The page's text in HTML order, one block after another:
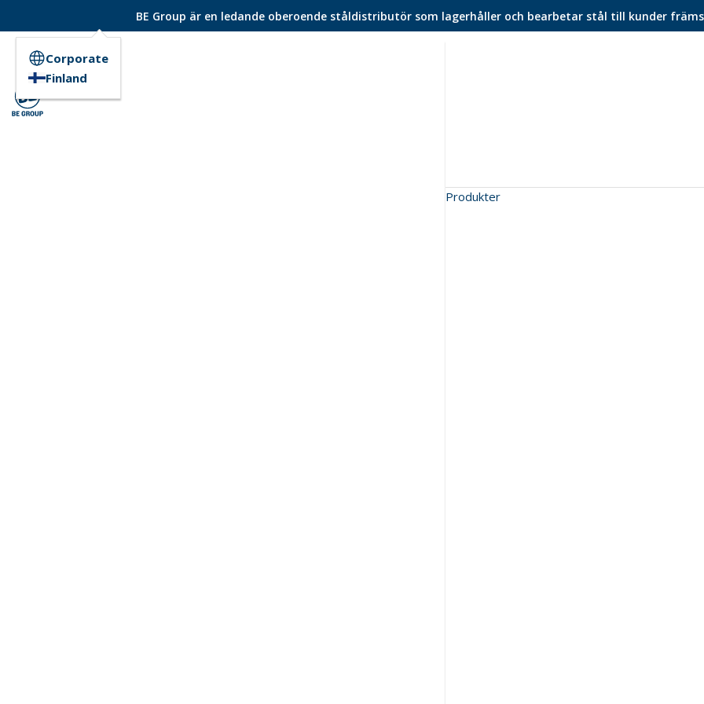
BE Group är en ledande oberoende ståldistributör som lagerhåller och bearbetar stål till kunder
Produkter
Corporate
Finland